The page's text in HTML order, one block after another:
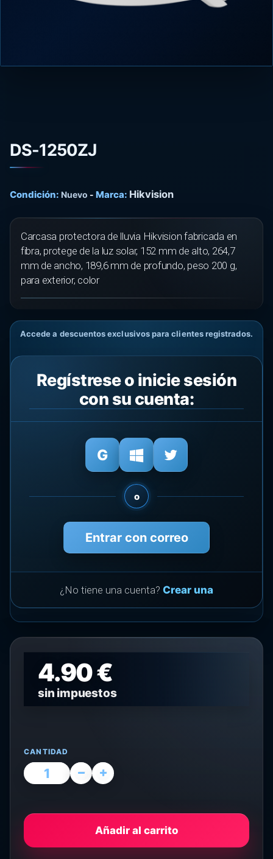
DS-1250ZJ
Condición: Nuevo - Marca: Hikvision
Carcasa protectora de lluvia Hikvision fabricada en
fibra, protege de la luz solar, 152 mm de alto, 264,7
mm de ancho, 189,6 mm de profundo, peso 200 g,
para exterior, color
Accede a descuentos exclusivos para clientes registrados.
Regístrese o inicie sesión
con su cuenta:
o
Entrar con correo
¿No tiene una cuenta? Crear una
4.90 €
sin impuestos
CANTIDAD
Añadir al carrito